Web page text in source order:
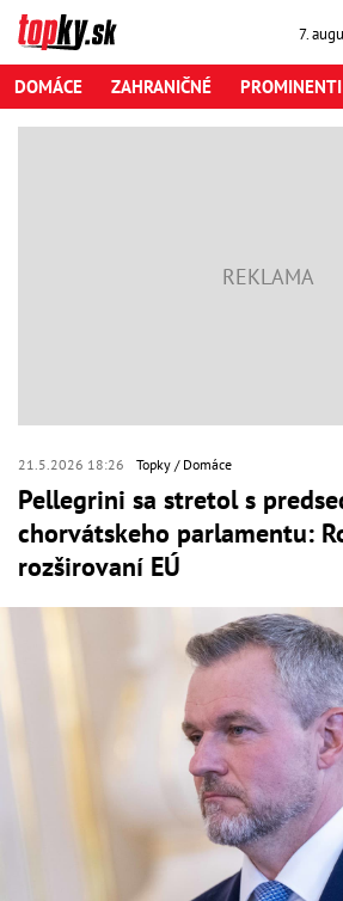
7.
DOMÁCE ZAHRANIČNÉ PROMINENTI
21.5.2026 18:26 Topky Domáce
Pellegrini sa stretol s
chorvátskeho parlamentu:
rozširovaní EÚ